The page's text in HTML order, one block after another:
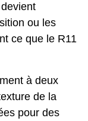
ou les
ce que le R11
à deux
de la
pour des